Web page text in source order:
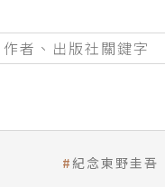
紀念東野圭吾